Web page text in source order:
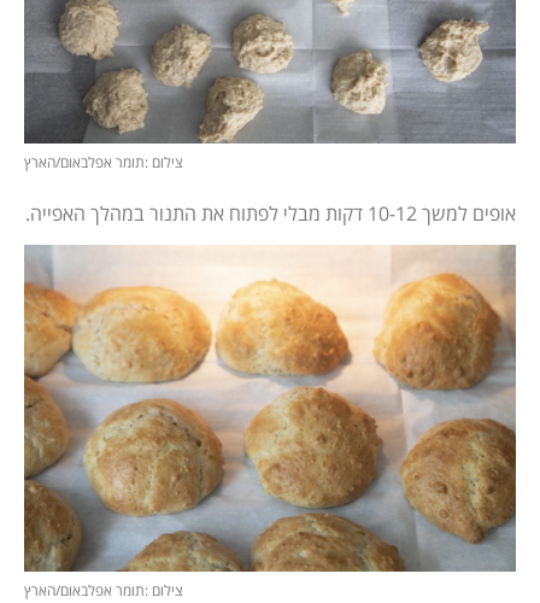
צילום :תומר אפלבאום/הארץ
אופים למשך 10-12 דקות מבלי לפתוח את התנור במהלך האפייה.
צילום :תומר אפלבאום/הארץ